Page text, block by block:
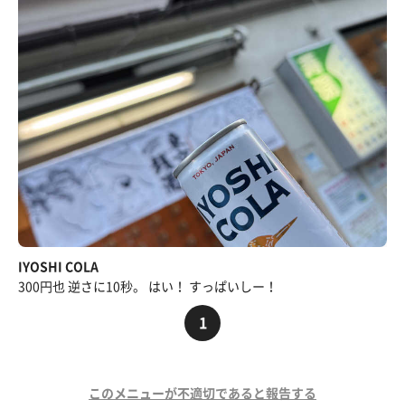
IYOSHI COLA
300円也 逆さに10秒。 はい！ すっぱいしー！
1
このメニューが不適切であると報告する